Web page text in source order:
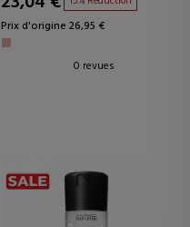
Prix d'origine 26,95 €
0 revues